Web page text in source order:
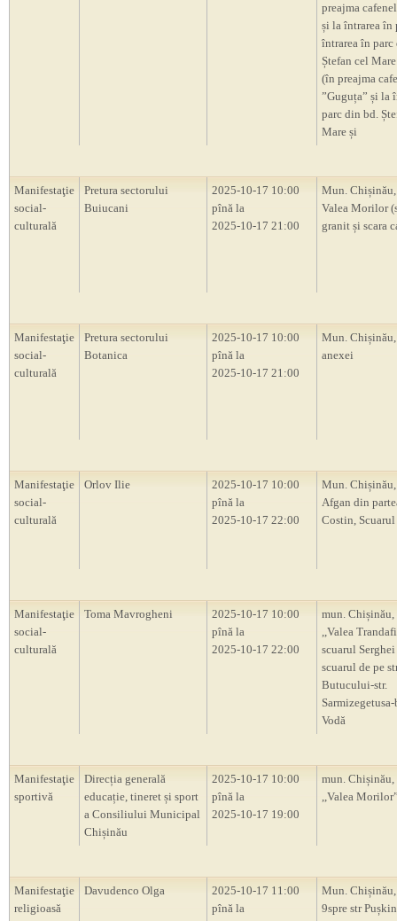
preajma
și la întrarea în
întrarea în parc
Ștefan cel
(în preajma
”Guguța” și la
parc din bd.
Mare și
Manifestaţie
social-
culturală
Pretura sectorului
Buiucani
2025-10-17 10:00
pînă la
2025-10-17 21:00
Mun.
Valea Morilor
granit și scara
Manifestaţie
social-
culturală
Pretura sectorului
Botanica
2025-10-17 10:00
pînă la
2025-10-17 21:00
Mun.
anexei
Manifestaţie
social-
culturală
Orlov Ilie
2025-10-17 10:00
pînă la
2025-10-17 22:00
Mun.
Afgan din
Costin,
Manifestaţie
social-
culturală
Toma Mavrogheni
2025-10-17 10:00
pînă la
2025-10-17 22:00
mun. Chișinău,
,,Valea
scuarul
scuarul de pe
Butucului-str.
Vodă
Manifestaţie
sportivă
Direcția generală
educație, tineret și sport
a Consiliului Municipal
Chișinău
2025-10-17 10:00
pînă la
2025-10-17 19:00
mun. Chișinău,
,,Valea
Manifestaţie
religioasă
Davudenco Olga
2025-10-17 11:00
pînă la
Mun.
9spre str